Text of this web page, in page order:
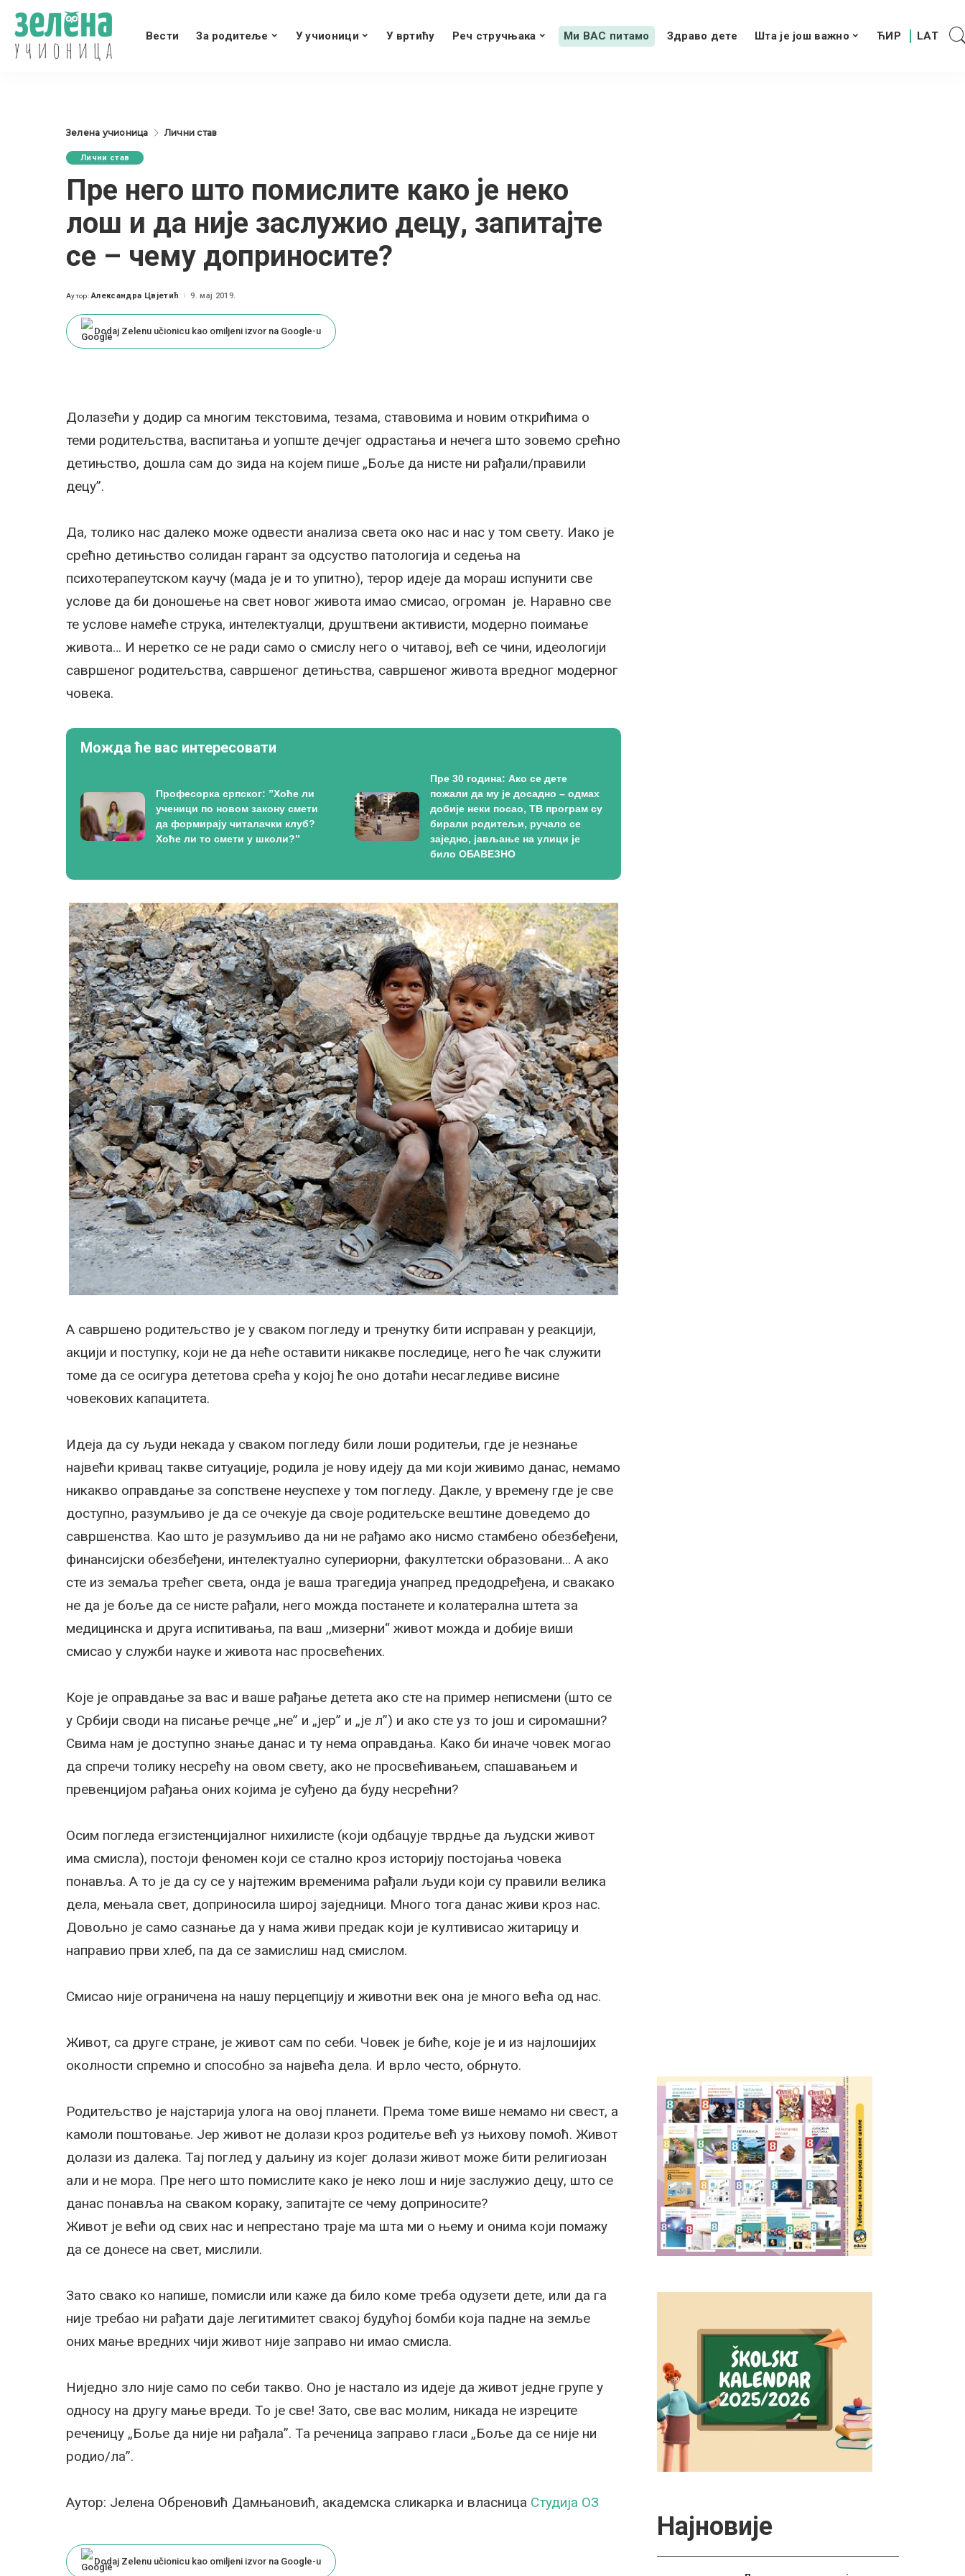
Вести За родитеље У учионици У вртићу Реч стручњака Ми ВАС питамо Здраво дете Шта је још важно
Зелена учионица Лични став
Лични став
Пре него што помислите како је неко
лош и да није заслужио децу, запитајте
се – чему доприносите?
Posted
Аутор: Александра Цвјетић 9. мај 2019.
Dodaj Zelenu učionicu kao omiljeni izvor na Google-u
Долазећи у додир са многим текстовима, тезама, ставовима и новим открићима о
теми родитељства, васпитања и уопште дечјег одрастања и нечега што зовемо срећно
детињство, дошла сам до зида на којем пише „Боље да нисте ни рађали/правили
децу”.
Да, толико нас далеко може одвести анализа света око нас и нас у том свету. Иако је
срећно детињство солидан гарант за одсуство патологија и седења на
психотерапеутском каучу (мада је и то упитно), терор идеје да мораш испунити све
услове да би доношење на свет новог живота имао смисао, огроман је. Наравно све
те услове намеће струка, интелектуалци, друштвени активисти, модерно поимање
живота… И неретко се не ради само о смислу него о читавој, већ се чини, идеологији
савршеног родитељства, савршеног детињства, савршеног живота вредног модерног
човека.
Можда ће вас интересовати
Професорка српског: ”Хоће ли
ученици по новом закону смети
да формирају читалачки клуб?
Хоће ли то смети у школи?”
Пре 30 година: Ако се дете
пожали да му је досадно – одмах
добије неки посао, ТВ програм су
бирали родитељи, ручало се
заједно, јављање на улици је
било ОБАВЕЗНО
А савршено родитељство је у сваком погледу и тренутку бити исправан у реакцији,
акцији и поступку, који не да неће оставити никакве последице, него ће чак служити
томе да се осигура дететова срећа у којој ће оно дотаћи несагледиве висине
човекових капацитета.
Идеја да су људи некада у сваком погледу били лоши родитељи, где је незнање
највећи кривац такве ситуације, родила је нову идеју да ми који живимо данас, немамо
никакво оправдање за сопствене неуспехе у том погледу. Дакле, у времену где је све
доступно, разумљиво је да се очекује да своје родитељске вештине доведемо до
савршенства. Као што је разумљиво да ни не рађамо ако нисмо стамбено обезбеђени,
финансијски обезбеђени, интелектуално супериорни, факултетски образовани… А ако
сте из земаља трећег света, онда је ваша трагедија унапред предодређена, и свакако
не да је боље да се нисте рађали, него можда постанете и колатерална штета за
медицинска и друга испитивања, па ваш ,,мизерни“ живот можда и добије виши
смисао у служби науке и живота нас просвећених.
Које је оправдање за вас и ваше рађање детета ако сте на пример неписмени (што се
у Србији своди на писање речце „не” и „јер” и „је л”) и ако сте уз то још и сиромашни?
Свима нам је доступно знање данас и ту нема оправдања. Како би иначе човек могао
да спречи толику несрећу на овом свету, ако не просвећивањем, спашавањем и
превенцијом рађања оних којима је суђено да буду несрећни?
Осим погледа егзистенцијалног нихилисте (који одбацује тврдње да људски живот
има смисла), постоји феномен који се стално кроз историју постојања човека
понавља. А то је да су се у најтежим временима рађали људи који су правили велика
дела, мењала свет, доприносила широј заједници. Много тога данас живи кроз нас.
Довољно је само сазнање да у нама живи предак који је култивисао житарицу и
направио први хлеб, па да се замислиш над смислом.
Смисао није ограничена на нашу перцепцију и животни век она је много већа од нас.
Живот, са друге стране, је живот сам по себи. Човек је биће, које је и из најлошијих
околности спремно и способно за највећа дела. И врло често, обрнуто.
Родитељство је најстарија улога на овој планети. Према томе више немамо ни свест, а
камоли поштовање. Јер живот не долази кроз родитеље већ уз њихову помоћ. Живот
долази из далека. Тај поглед у даљину из којег долази живот може бити религиозан
али и не мора. Пре него што помислите како је неко лош и није заслужио децу, што се
данас понавља на сваком кораку, запитајте се чему доприносите?
Живот је већи од свих нас и непрестано траје ма шта ми о њему и онима који помажу
да се донесе на свет, мислили.
Зато свако ко напише, помисли или каже да било коме треба одузети дете, или да га
није требао ни рађати даје легитимитет свакој будућој бомби која падне на земље
оних мање вредних чији живот није заправо ни имао смисла.
Ниједно зло није само по себи такво. Оно је настало из идеје да живот једне групе у
односу на другу мање вреди. То је све! Зато, све вас молим, никада не изреците
реченицу „Боље да није ни рађала”. Та реченица заправо гласи „Боље да се није ни
родио/ла”.
Аутор: Јелена Обреновић Дамњановић, академска сликарка и власница Студија ОЗ
Dodaj Zelenu učionicu kao omiljeni izvor na Google-u
Најновије